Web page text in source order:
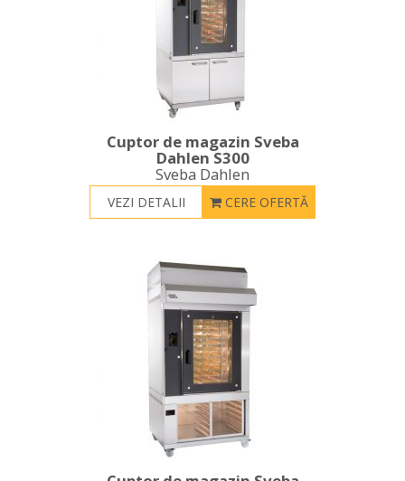
Cuptor de magazin Sveba
Dahlen S300
Sveba Dahlen
VEZI DETALII CERE OFERTĂ